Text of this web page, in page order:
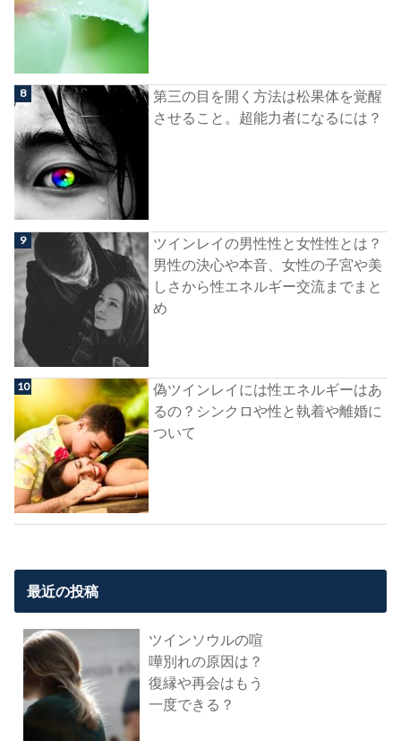
第三の目を開く方法は松果体を覚醒
させること。超能力者になるには？
ツインレイの男性性と女性性とは？
男性の決心や本音、女性の子宮や美
しさから性エネルギー交流までまと
め
偽ツインレイには性エネルギーはあ
るの？シンクロや性と執着や離婚に
ついて
最近の投稿
ツインソウルの喧
嘩別れの原因は？
復縁や再会はもう
一度できる？